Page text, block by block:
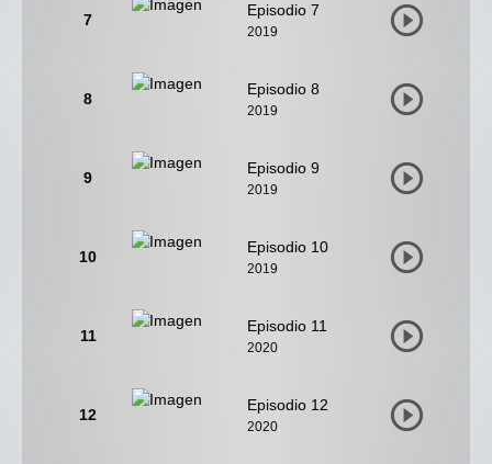
7
Episodio 7
2019
8
Episodio 8
2019
9
Episodio 9
2019
10
Episodio 10
2019
11
Episodio 11
2020
12
Episodio 12
2020